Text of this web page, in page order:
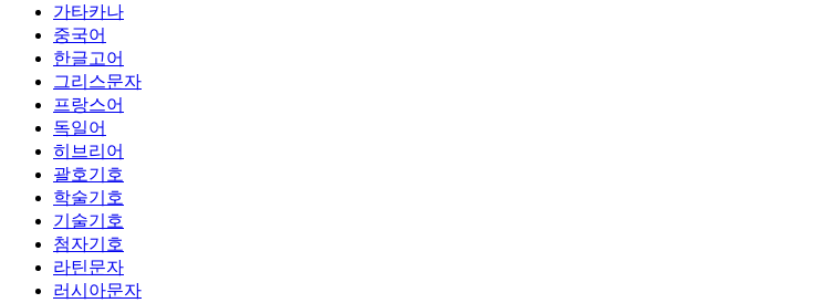
가타카나
중국어
한글고어
그리스문자
프랑스어
독일어
히브리어
괄호기호
학술기호
기술기호
첨자기호
라틴문자
러시아문자